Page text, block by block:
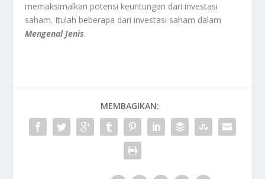
memaksimalkan potensi keuntungan dari investasi
saham. Itulah beberapa dari investasi saham dalam
Mengenal Jenis.
MEMBAGIKAN: